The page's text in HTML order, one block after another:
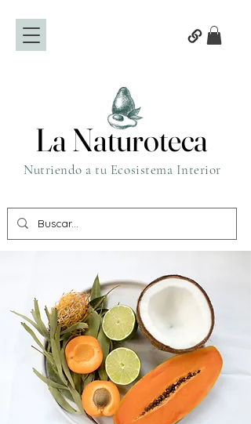
La Naturoteca
La Naturoteca
Nutriendo a tu Ecosistema Interior